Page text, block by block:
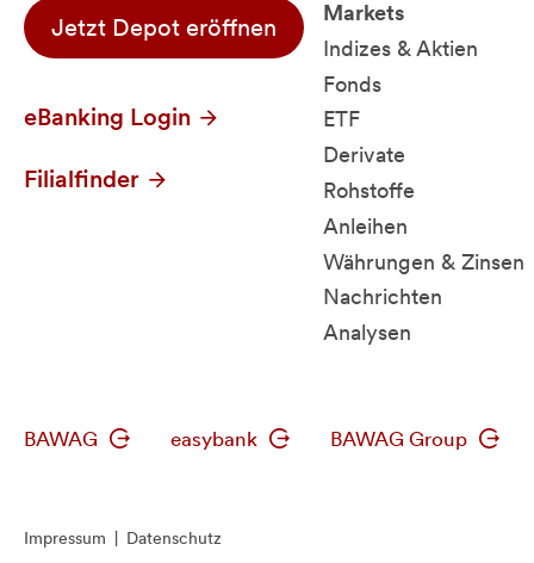
Jetzt Depot eröffnen
eBanking Login
Filialfinder
Markets
Indizes & Aktien
Fonds
ETF
Derivate
Rohstoffe
Anleihen
Währungen & Zinsen
Nachrichten
Analysen
BAWAG easybank BAWAG Group
Impressum Datenschutz